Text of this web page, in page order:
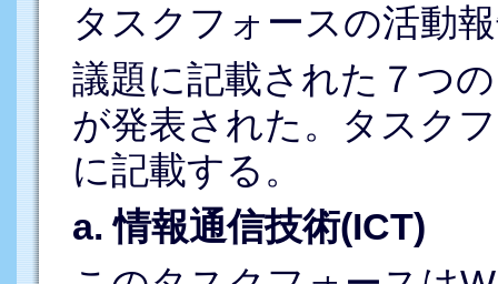
タスクフォースの活動
議題に記載された７つ
が発表された。タスク
に記載する。
a. 情報通信技術(ICT)